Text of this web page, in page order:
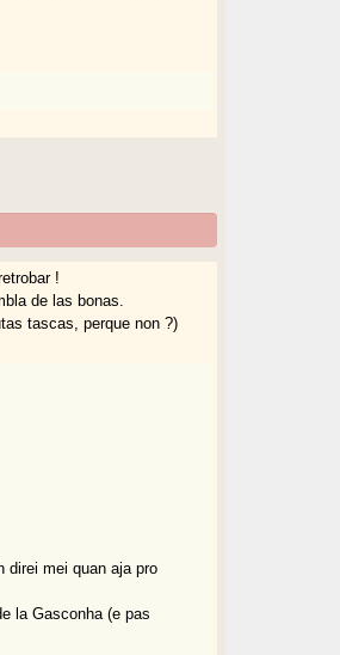
!
de las bonas.
tascas, perque non ?)
direi mei quan aja pro
la Gasconha (e pas